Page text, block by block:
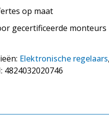
op maat
gecertificeerde monteurs
Elektronische regelaars,
4824032020746